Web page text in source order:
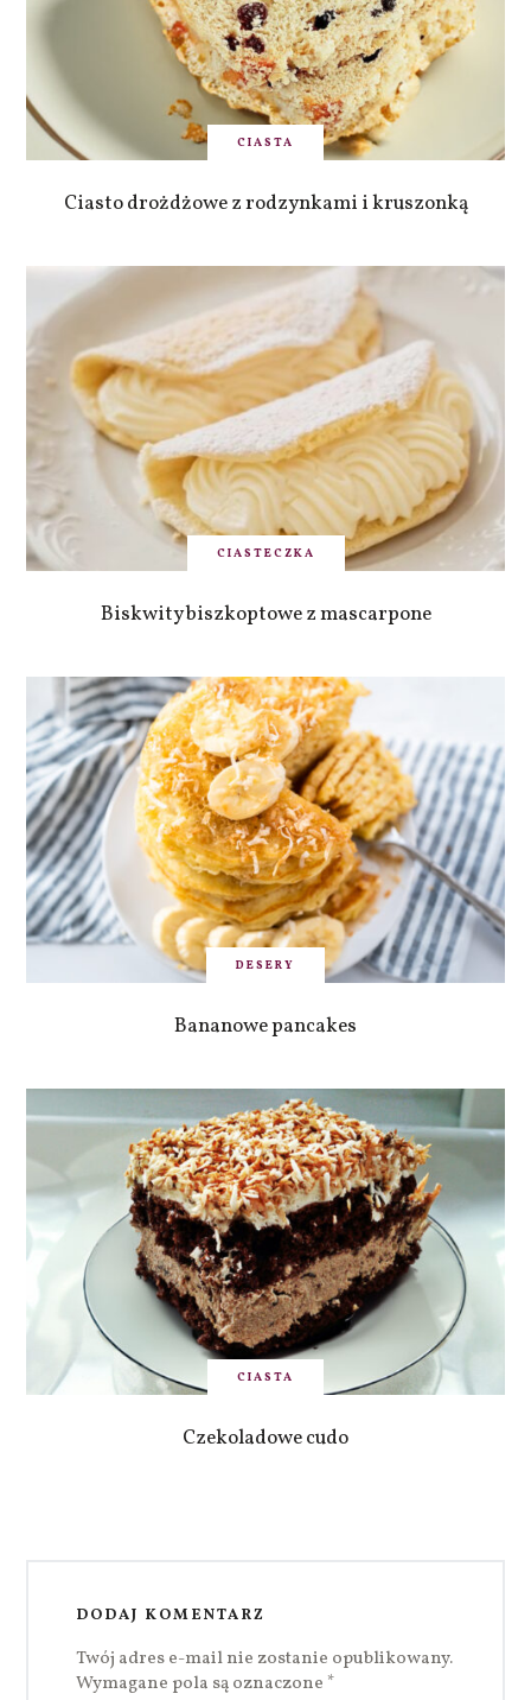
CIASTA
Ciasto drożdżowe z rodzynkami i kruszonką
CIASTECZKA
Biskwity biszkoptowe z mascarpone
DESERY
Bananowe pancakes
CIASTA
Czekoladowe cudo
DODAJ KOMENTARZ
Twój adres e-mail nie zostanie opublikowany.
Wymagane pola są oznaczone *